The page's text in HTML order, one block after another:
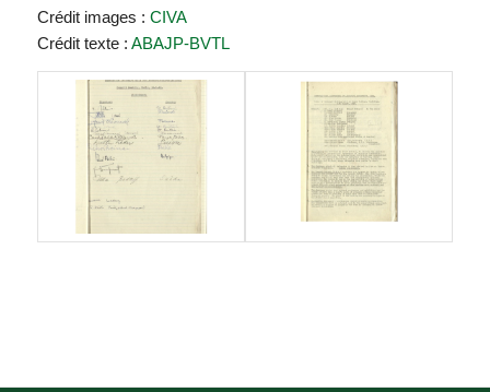
Crédit images : CIVA
Crédit texte : ABAJP-BVTL